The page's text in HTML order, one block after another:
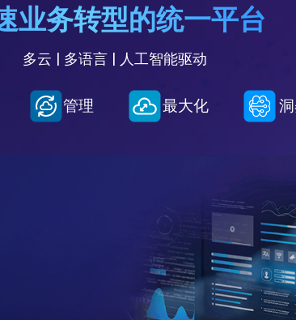
业务转型的统一平台
多云 | 多语言 | 人工智能驱动
管理 最大化